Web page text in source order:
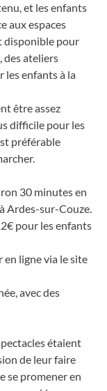
et les enfants
aux espaces
disponible pour
des ateliers
les enfants à la
être assez
difficile pour les
préférable
30 minutes en
Ardes-sur-Couze.
pour les enfants
en ligne via le site
avec des
étaient
de leur faire
se promener en